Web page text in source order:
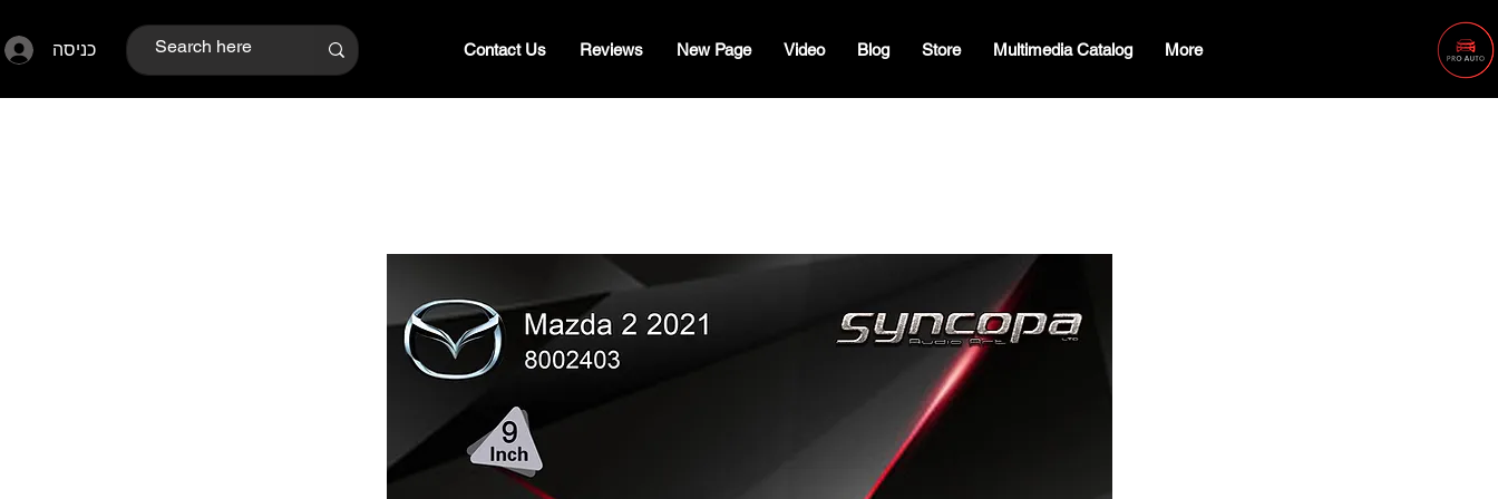
כניסה Contact Us Reviews New Page Video Blog Store Multimedia Catalog More